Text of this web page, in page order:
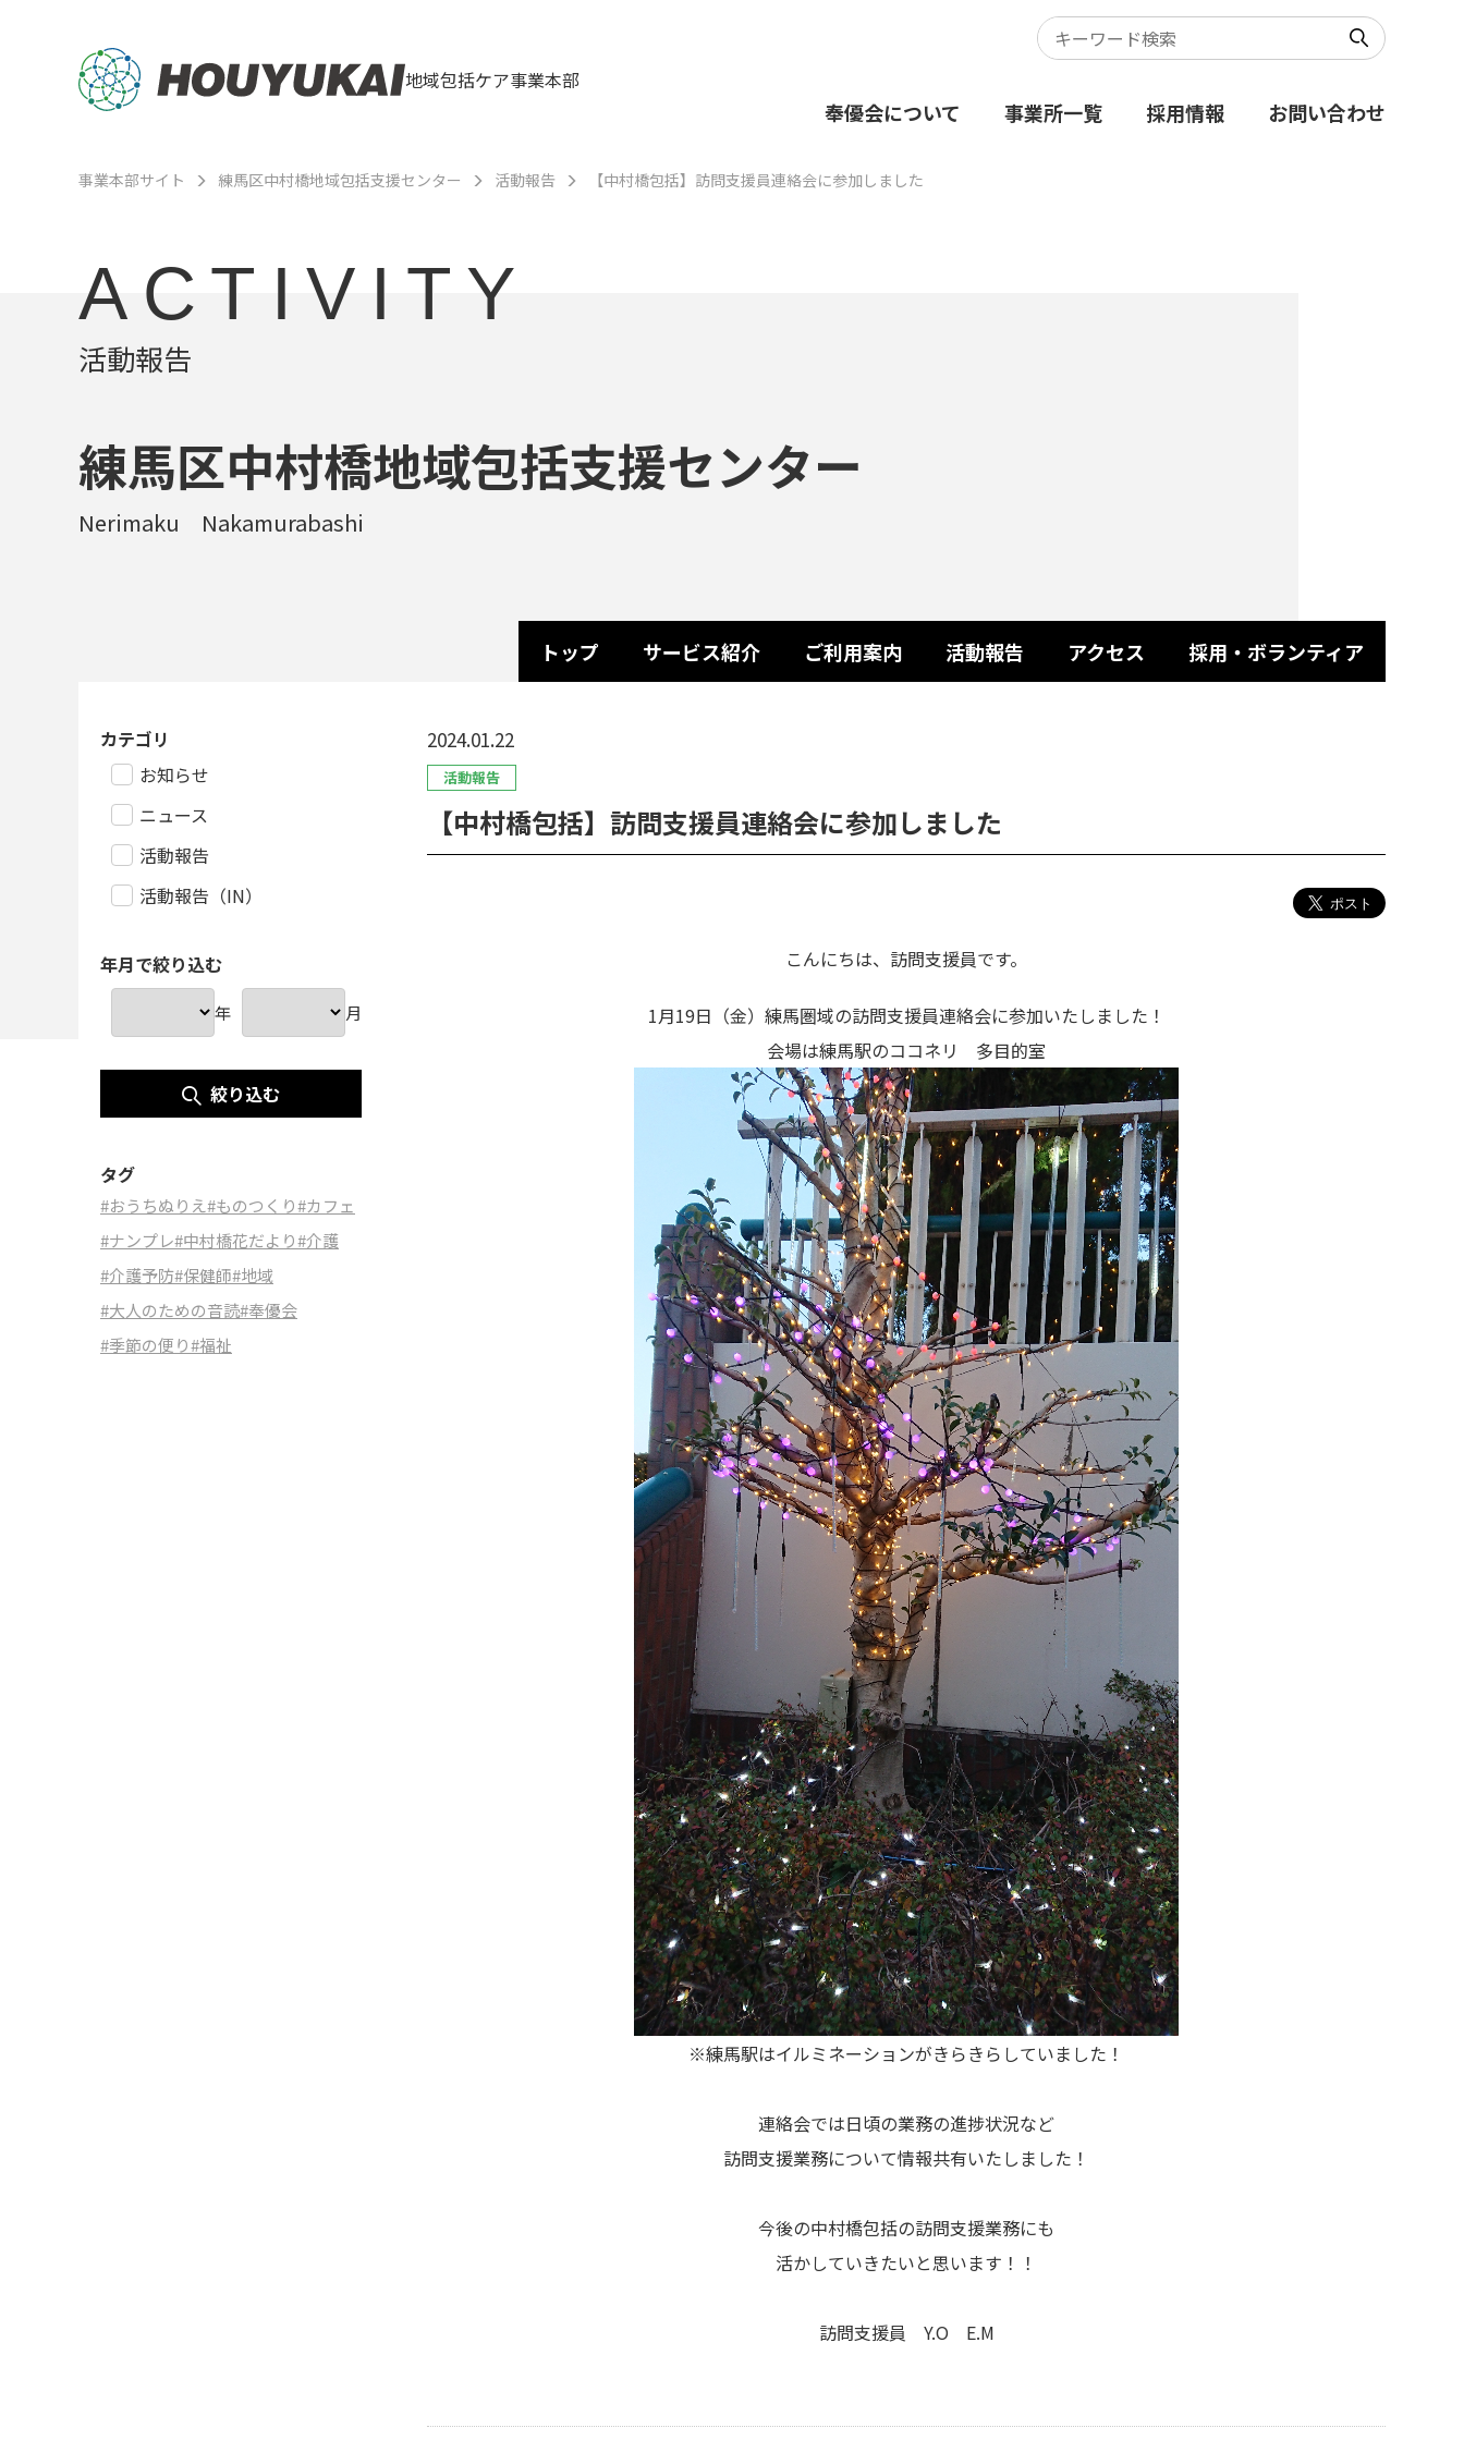
地域包括ケア事業本部
奉優会について 事業所一覧 採用情報 お問い合わせ
事業本部サイト 練馬区中村橋地域包括支援センター 活動報告 【中村橋包括】訪問支援員連絡会に参加しました
ACTIVITY
活動報告
練馬区中村橋地域包括支援センター
Nerimaku Nakamurabashi
トップ サービス紹介 ご利用案内 活動報告 アクセス 採用・ボランティア
2024.01.22
活動報告
【中村橋包括】訪問支援員連絡会に参加しました
こんにちは、訪問支援員です。
1月19日（金）練馬圏域の訪問支援員連絡会に参加いたしました！
会場は練馬駅のココネリ 多目的室
※練馬駅はイルミネーションがきらきらしていました！
連絡会では日頃の業務の進捗状況など
訪問支援業務について情報共有いたしました！
今後の中村橋包括の訪問支援業務にも
活かしていきたいと思います！！
訪問支援員 Y.O E.M
カテゴリ
お知らせ
ニュース
活動報告
活動報告（IN）
年月で絞り込む
年 月
絞り込む
タグ
#おうちぬりえ#ものつくり#カフェ
#ナンプレ#中村橋花だより#介護
#介護予防#保健師#地域
#大人のための音読#奉優会
#季節の便り#福祉